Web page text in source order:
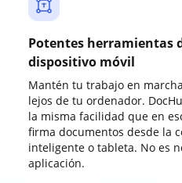
Potentes herramientas
dispositivo móvil
Mantén tu trabajo en
lejos de tu ordenador.
la misma facilidad que en
firma documentos desde la
inteligente o tableta. No es
aplicación.